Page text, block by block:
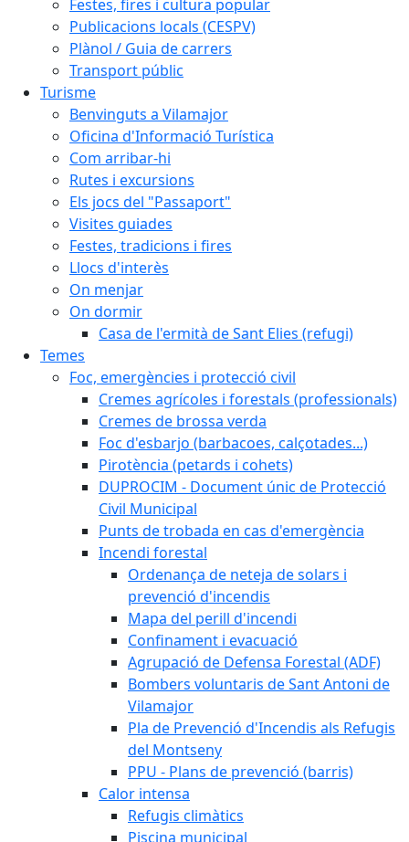
Festes, fires i cultura popular
Publicacions locals (CESPV)
Plànol / Guia de carrers
Transport públic
Turisme
Benvinguts a Vilamajor
Oficina d'Informació Turística
Com arribar-hi
Rutes i excursions
Els jocs del "Passaport"
Visites guiades
Festes, tradicions i fires
Llocs d'interès
On menjar
On dormir
Casa de l'ermità de Sant Elies (refugi)
Temes
Foc, emergències i protecció civil
Cremes agrícoles i forestals (professionals)
Cremes de brossa verda
Foc d'esbarjo (barbacoes, calçotades...)
Pirotència (petards i cohets)
DUPROCIM - Document únic de Protecció
Civil Municipal
Punts de trobada en cas d'emergència
Incendi forestal
Ordenança de neteja de solars i
prevenció d'incendis
Mapa del perill d'incendi
Confinament i evacuació
Agrupació de Defensa Forestal (ADF)
Bombers voluntaris de Sant Antoni de
Vilamajor
Pla de Prevenció d'Incendis als Refugis
del Montseny
PPU - Plans de prevenció (barris)
Calor intensa
Refugis climàtics
Piscina municipal